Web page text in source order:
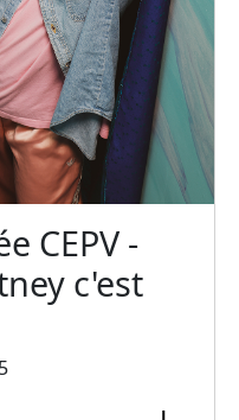
CEPV -
c'est